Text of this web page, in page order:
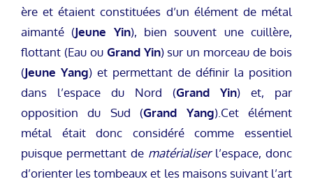
ère et étaient constituées d’un élément de métal
aimanté (Jeune Yin), bien souvent une cuillère,
flottant (Eau ou Grand Yin) sur un morceau de bois
(Jeune Yang) et permettant de définir la position
dans l’espace du Nord (Grand Yin) et, par
opposition du Sud (Grand Yang).Cet élément
métal était donc considéré comme essentiel
puisque permettant de matérialiserl’espace, donc
d’orienter les tombeaux et les maisons suivant l’art